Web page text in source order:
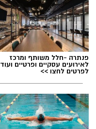
תוכן שיווקי / 09:49 05.08.26
פנתרה -חלל משותף ומרכז
לאירועים עסקיים ופרטיים ועוד
לפרטים לחצו >>